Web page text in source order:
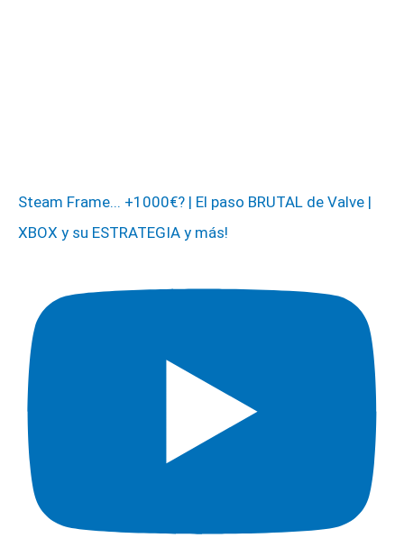
Steam Frame... +1000€? | El paso BRUTAL de Valve |
XBOX y su ESTRATEGIA y más!